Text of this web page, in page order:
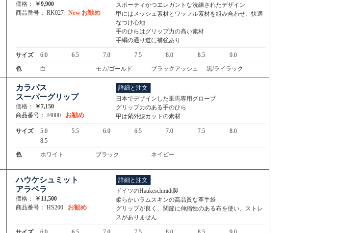
価格：
￥9,900
商品番号： RK027 New お勧め
スポーティかつエレガントな洗練されたデザイン
甲にはメッシュ素材とワッフル素材を組み合わせ、快適
なつけ心地
手のひらはグリップ力の高い素材
手綱の通り道に補強あり
サイズ 6.0 6.5 7.0 7.5 8.0 8.5
9.0
色
白 モカ/ゴールド ブラックアッシュ 黒/ライラック
カラパス
スーパーグリップ
価格：
￥7,150
商品番号： J4000 お勧め
詳細と注文
日本でデザインした乗馬専用グローブ
グリップ力のある手のひら
甲は紫外線カットの素材
サイズ 5.0 5.5 6.0 6.5 7.0 7.5
8.0
8.5
色
ホワイト ブラック ネイビー
ハウケシュミット
アラベラ
価格：
￥11,500
商品番号： HS200 お勧め
詳細と注文
ドイツのHaukeschmidt製
柔らかいラムスキンの高品質な革手袋
グリップが良く、関節に伸縮性のある布を使い、ストレ
スがありません